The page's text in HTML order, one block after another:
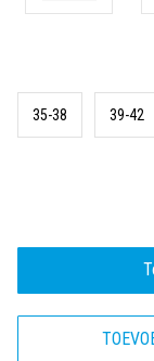
35-38 39-42